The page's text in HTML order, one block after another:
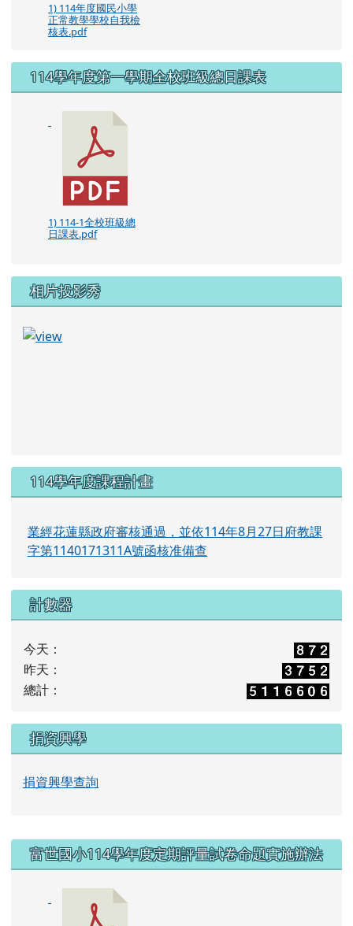
1) 114年度國民小學
正常教學學校自我檢
核表.pdf
114學年度第一學期全校班級總日課表
1) 114-1全校班級總
日課表.pdf
相片投影秀
114學年度課程計畫
業經花蓮縣政府審核通過，並依114年8月27日府教課
字第1140171311A號函核准備查
計數器
今天：
昨天：
總計：
捐資興學
捐資興學查詢
右邊區域內容
富世國小114學年度定期評量試卷命題實施辦法